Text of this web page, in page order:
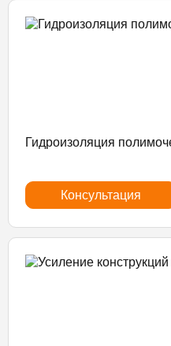
Гидроизоляция
Консультация